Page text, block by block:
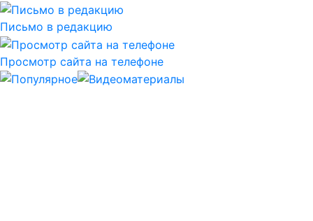
Письмо в редакцию
Просмотр сайта на телефоне